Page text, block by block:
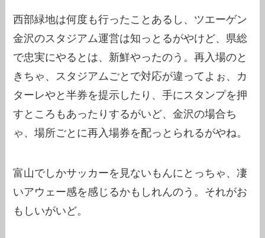
西部緑地は何度も行ったことあるし、ツエーゲン
金沢のスタジアム運営は知っとるがやけど、県総
で忠実にやるとは、新鮮やったのう。再入場のと
きちゃ、スタジアムごとで対応が違ってよぉ、カ
ターレやと半券を提示したり、手にスタンプを押
すところもあったりするがいど、金沢の場合ち
ゃ、場所ごとに再入場券を配っとられるがやね。
富山でしかサッカーを見ないもんにとっちゃ、凄
いアウェー感を感じるかもしれんのう。それがお
もしいがいど。